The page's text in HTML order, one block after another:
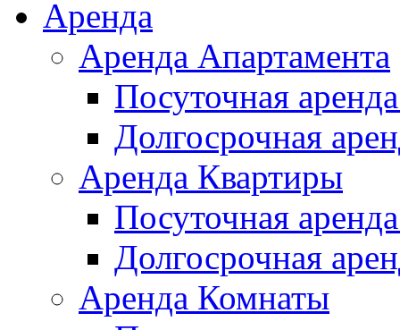
Аренда
Аренда Апартамента
Посуточная
Долгосрочная
Аренда Квартиры
Посуточная
Долгосрочная
Аренда Комнаты